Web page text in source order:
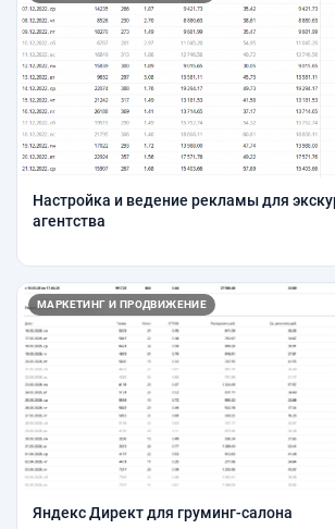
Настройка и ведение рекламы для
агентства
МАРКЕТИНГ И ПРОДВИЖЕНИЕ
Яндекс Директ для груминг-салона